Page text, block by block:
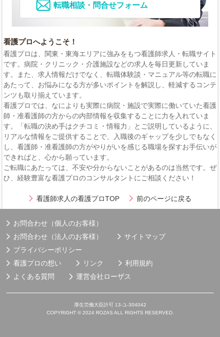
転職相談・問合せフォーム
看護プロへようこそ！
看護プロは、関東・東海エリアに強みをもつ看護師求人・転職サイト
です。病院・クリニック・介護施設などの求人を毎日更新していま
す。また、求人情報だけでなく、転職体験談・マニュアル等の転職に
あたって、お悩みになる方が多いポイントを解説し、軽減するコンテ
ンツも取り揃えています。
看護プロでは、なによりも実際に病院・施設で実際に働いていた看護
師・准看護師の方からの内部情報を収集することに力を入れていま
す。「転職の決め手はクチコミ・情報力」とご説明しているように、
リアルな情報をご提供することで、入職後のギャップを少しでもなく
し、看護師・准看護師の方がやりがいを感じる職場を探すお手伝いが
できればと、心から願っています。
ご転職にあたっては、不安や分からないことがあるのは当然です。ぜ
ひ、経験豊富な看護プロのコンサルタントにご相談ください！
看護師求人の看護プロTOP 前のページに戻る
お問合わせ（個人のお客様）
お問合わせ（法人のお客様）
サイトマップ
プライバシーポリシー
看護プロの想い
リンク
利用規約
よくある質問
運営会社ローザス
厚生労働大臣許可 13-ユ-304042
COPYRIGHT © 2024 ROZAS ALL RIGHTS RESERVED.